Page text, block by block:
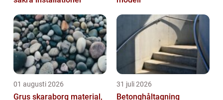
01 augusti 2026
Grus skaraborg material,
31 juli 2026
Betonghåltagning